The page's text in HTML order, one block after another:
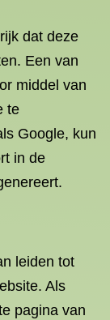
dat deze
Een van
middel van
te
Google, kun
in de
leiden tot
Als
pagina van